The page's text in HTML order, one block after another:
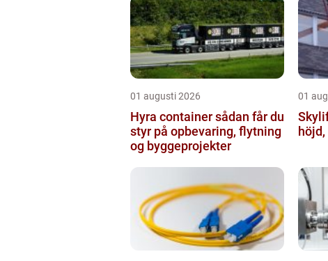
01 augusti 2026
Hyra container sådan får du
styr på opbevaring, flytning
og byggeprojekter
01
Skylift